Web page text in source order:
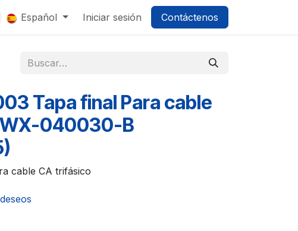
0 Español Iniciar sesión Contáctenos
Tapa final Para cable
040030-B
cable CA trifásico